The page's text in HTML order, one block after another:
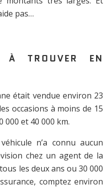
pas…
À TROUVER EN
était vendue environ 23
occasions à moins de 15
et 40 000 km.
n’a connu aucun
chez un agent de la
les deux ans ou 30 000
comptez environ